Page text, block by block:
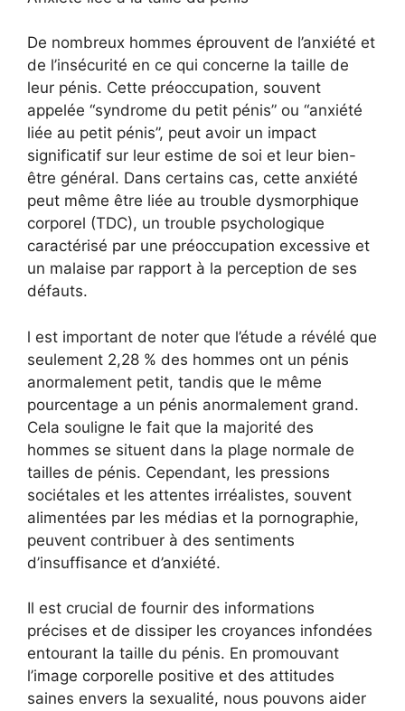
De nombreux hommes éprouvent de l’anxiété et
de l’insécurité en ce qui concerne la taille de
leur pénis. Cette préoccupation, souvent
appelée “syndrome du petit pénis” ou “anxiété
liée au petit pénis”, peut avoir un impact
significatif sur leur estime de soi et leur bien-
être général. Dans certains cas, cette anxiété
peut même être liée au trouble dysmorphique
corporel (TDC), un trouble psychologique
caractérisé par une préoccupation excessive et
un malaise par rapport à la perception de ses
défauts.
l est important de noter que l’étude a révélé que
seulement 2,28 % des hommes ont un pénis
anormalement petit, tandis que le même
pourcentage a un pénis anormalement grand.
Cela souligne le fait que la majorité des
hommes se situent dans la plage normale de
tailles de pénis. Cependant, les pressions
sociétales et les attentes irréalistes, souvent
alimentées par les médias et la pornographie,
peuvent contribuer à des sentiments
d’insuffisance et d’anxiété.
Il est crucial de fournir des informations
précises et de dissiper les croyances infondées
entourant la taille du pénis. En promouvant
l’image corporelle positive et des attitudes
saines envers la sexualité, nous pouvons aider